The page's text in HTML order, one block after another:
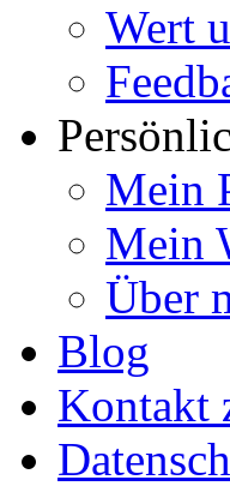
Wert
Mein
Mein
Über
Blog
Kontakt